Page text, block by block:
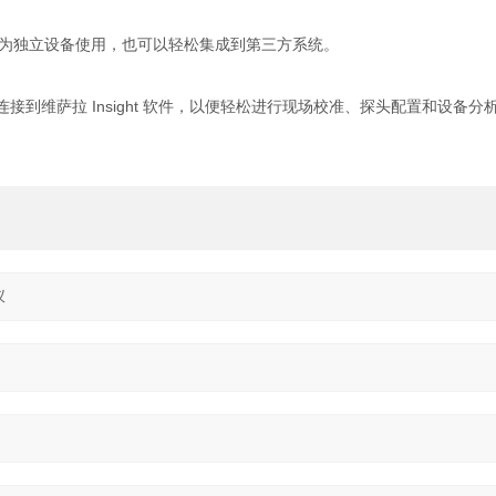
立设备使用，也可以轻松集成到第三方系统。
到维萨拉 Insight 软件，以便轻松进行现场校准、探头配置和设备分